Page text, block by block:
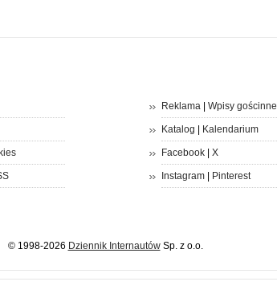
Reklama| Wpisy gościnne
Katalog Kalendarium
Facebook| X
Instagram| Pinterest
© 1998-2026 Dziennik InternautówSp. z o.o.